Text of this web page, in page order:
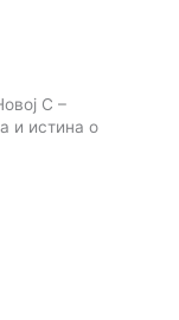
С –
и истина о